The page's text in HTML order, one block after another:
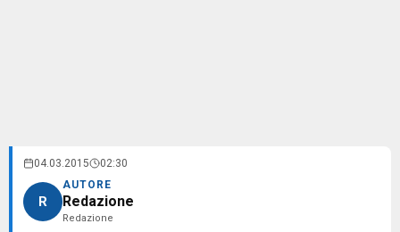
04.03.2015 02:30
R
AUTORE
Redazione
Redazione